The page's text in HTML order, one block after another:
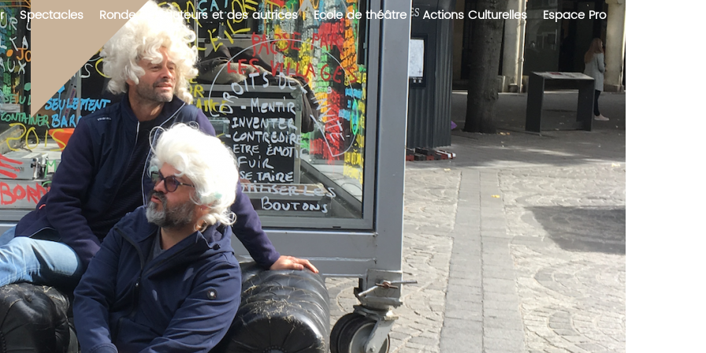
Spectacles Ronde des auteurs et des autrices Ecole de théâtre Actions Culturelles Espace Pro